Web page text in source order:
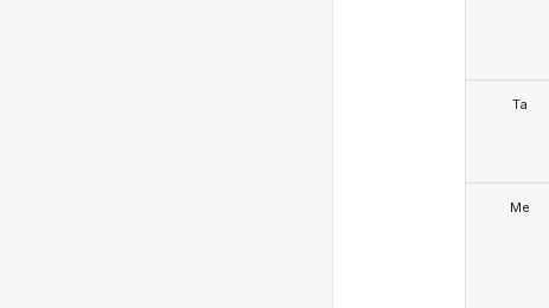
Ta
Me